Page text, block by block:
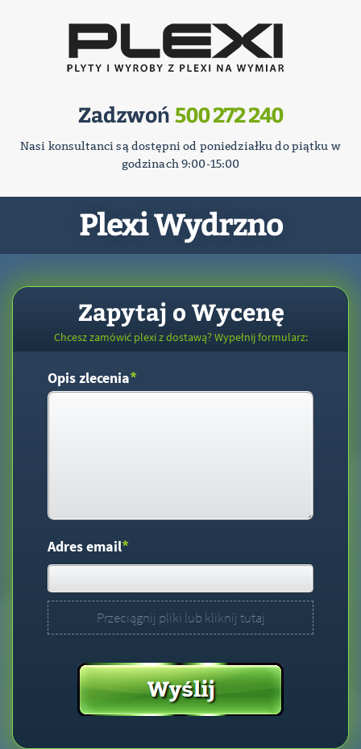
Zadzwoń 500 272 240
Nasi konsultanci są dostępni od poniedziałku do piątku w
godzinach 9:00-15:00
Plexi Wydrzno
Zapytaj o Wycenę
Chcesz zamówić plexi z dostawą? Wypełnij formularz:
Opis zlecenia*
Adres email*
Przeciągnij pliki lub kliknij tutaj